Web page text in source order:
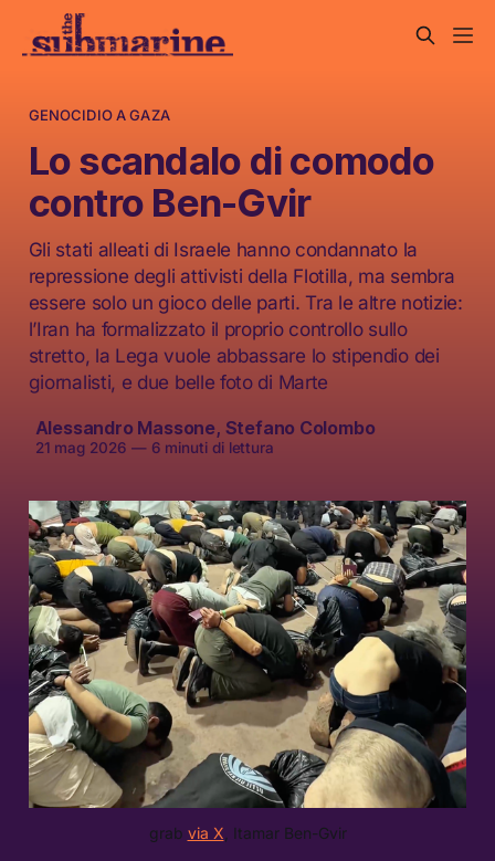
GENOCIDIO A GAZA
Lo scandalo di comodo
contro Ben-Gvir
Gli stati alleati di Israele hanno condannato la
repressione degli attivisti della Flotilla, ma sembra
essere solo un gioco delle parti. Tra le altre notizie:
l’Iran ha formalizzato il proprio controllo sullo
stretto, la Lega vuole abbassare lo stipendio dei
giornalisti, e due belle foto di Marte
Alessandro Massone, Stefano Colombo
21 mag 2026 —6 minuti di lettura
grab via X, Itamar Ben-Gvir